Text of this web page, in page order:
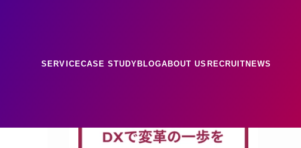
SERVICECASE STUDY BLOGABOUT US RECRUIT NEWS